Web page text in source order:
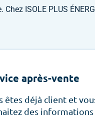
ISOLE PLUS
après-vente
êtes déjà client et
des informations